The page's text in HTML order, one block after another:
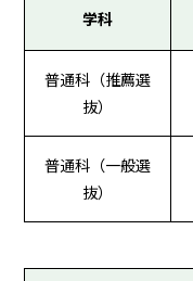
学科
普通科（推薦選
抜）
普通科（一般選
抜）